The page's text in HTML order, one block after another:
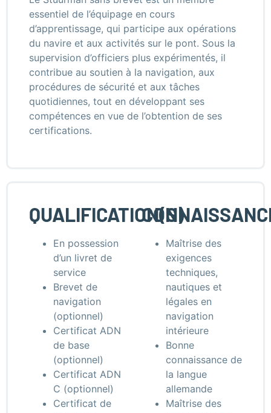
essentiel de l’équipage en cours
d’apprentissage, qui participe aux opérations
du navire et aux activités sur le pont. Sous la
supervision d’officiers plus expérimentés, il
contribue au soutien à la navigation, aux
procédures de sécurité et aux tâches
quotidiennes, tout en développant ses
compétences en vue de l’obtention de ses
certifications.
QUALIFICATION(S)
En possession
d’un livret de
service
Brevet de
navigation
(optionnel)
Certificat ADN
de base
(optionnel)
Certificat ADN
C (optionnel)
Certificat de
Maîtrise des
exigences
techniques,
nautiques et
légales en
navigation
intérieure
Bonne
connaissance de
la langue
allemande
Maîtrise des